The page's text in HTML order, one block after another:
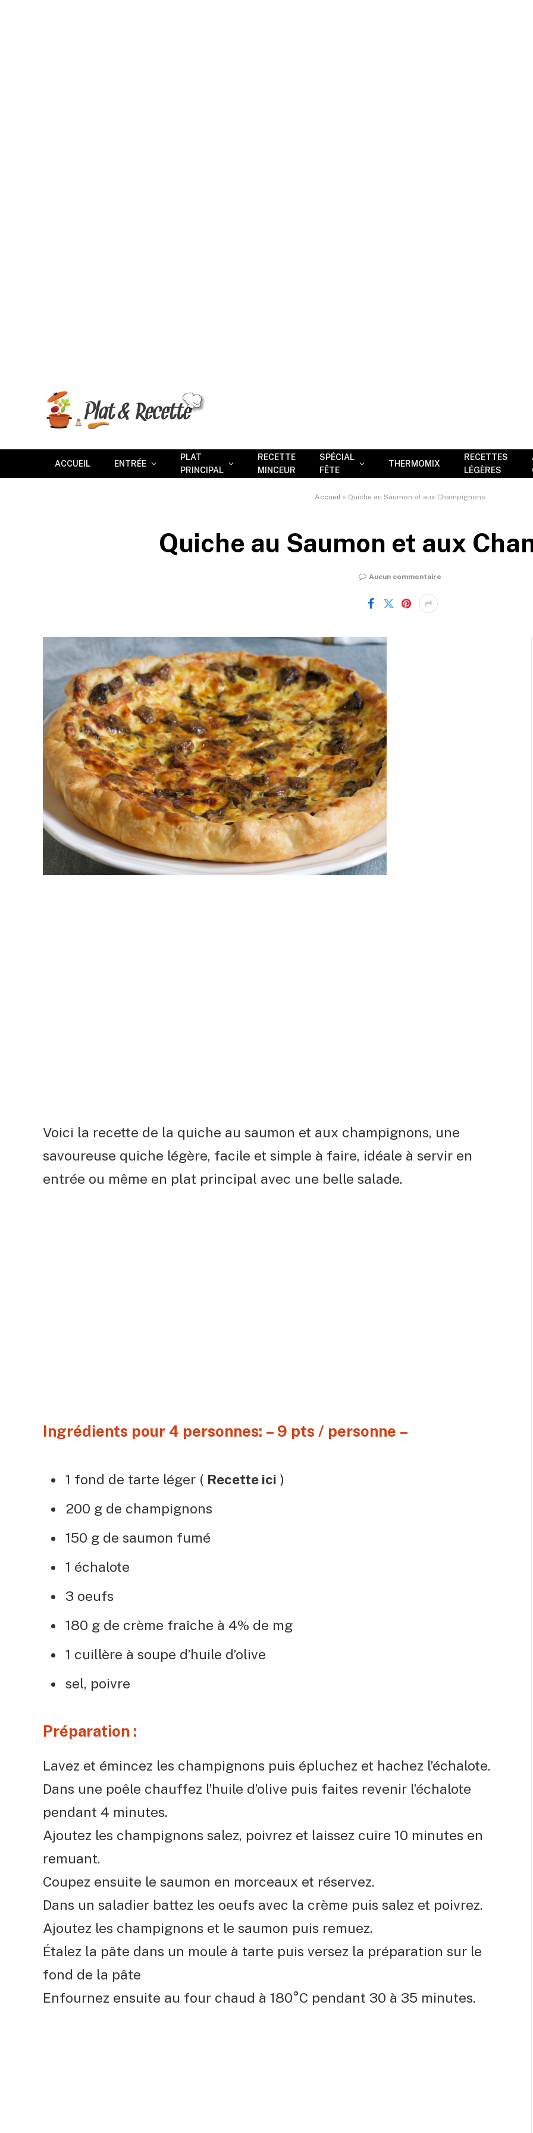
ACCUEIL ENTRÉE
PLAT
PRINCIPAL
RECETTE
MINCEUR
SPÉCIAL
FÊTE
THERMOMIX
RECETTES
LÉGÈRES
Accueil » Quiche au Saumon et aux Champignons
Quiche au Saumon et aux
Aucun commentaire
Voici la recette de la quiche au saumon et aux champignons, une
savoureuse quiche légère, facile et simple à faire, idéale à servir en
entrée ou même en plat principal avec une belle salade.
Ingrédients pour 4 personnes: – 9 pts / personne –
1 fond de tarte léger ( Recette ici )
200 g de champignons
150 g de saumon fumé
1 échalote
3 oeufs
180 g de crème fraîche à 4% de mg
1 cuillère à soupe d’huile d’olive
sel, poivre
Préparation :
Lavez et émincez les champignons puis épluchez et hachez l’échalote.
Dans une poêle chauffez l’huile d’olive puis faites revenir l’échalote
pendant 4 minutes.
Ajoutez les champignons salez, poivrez et laissez cuire 10 minutes en
remuant.
Coupez ensuite le saumon en morceaux et réservez.
Dans un saladier battez les oeufs avec la crème puis salez et poivrez.
Ajoutez les champignons et le saumon puis remuez.
Étalez la pâte dans un moule à tarte puis versez la préparation sur le
fond de la pâte
Enfournez ensuite au four chaud à 180°C pendant 30 à 35 minutes.